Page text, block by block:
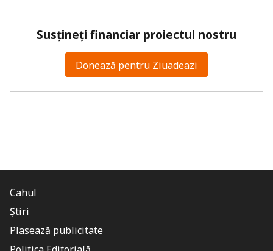
Susțineți financiar proiectul nostru
Donează pentru Ziuadeazi
Cahul
Știri
Plasează publicitate